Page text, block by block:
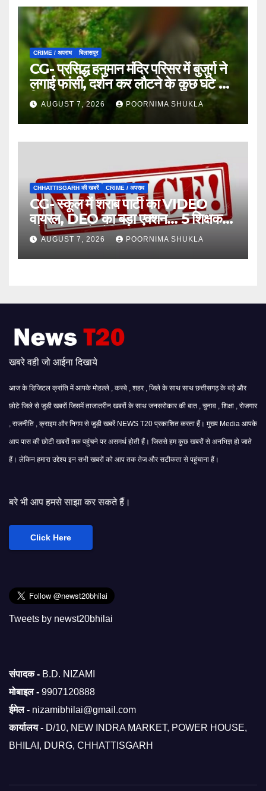
CRIME / अपराध बिलासपुर
CG- प्रसिद्ध हनुमान मंदिर परिसर में बुजुर्ग ने
लगाई फांसी, दर्शन कर लौटने के कुछ घंटे बाद
मिला शव…
AUGUST 7, 2026 POORNIMA SHUKLA
CHHATTISGARH की खबरें CRIME / अपराध
CG- स्कूल में शराब पार्टी का VIDEO
वायरल, DEO का बड़ा एक्शन… 5 शिक्षक
और स्वीपर को नोटिस…
AUGUST 7, 2026 POORNIMA SHUKLA
खबरे वही जो आईना दिखाये
आज के डिजिटल क्रांति में आपके मोहल्ले , कस्बे , शहर , जिले के साथ साथ छत्तीसगढ़ के बड़े और
छोटे जिले से जुडी खबरों जिसमें ताजातरीन खबरों के साथ जनसरोकार की बात , चुनाव , शिक्षा , रोजगार
, राजनीति , क्राइम और निगम से जुड़ी खबरें NEWS T20 प्रकाशित करता हैं। मुख्य Media आपके
आप पास की छोटी खबरों तक पहुंचने पर असमर्थ होती हैं। जिससे हम कुछ खबरों से अनभिज्ञ हो जाते
हैं। लेकिन हमारा उद्देश्य इन सभी खबरों को आप तक तेज और सटीकता से पहुंचाना हैं।
साझा कर सकते हैं।
Click Here
Tweets by newst20bhilai
संपादक - B.D. NIZAMI
मोबाइल - 9907120888
ईमेल - nizamibhilai@gmail.com
कार्यालय - D/10, NEW INDRA MARKET, POWER HOUSE,
BHILAI, DURG, CHHATTISGARH